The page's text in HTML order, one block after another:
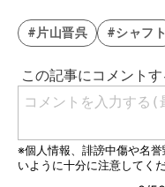
#片山晋呉 #シャフト